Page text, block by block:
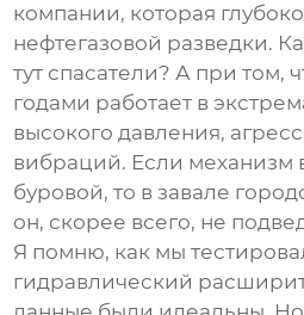
компании, которая
нефтегазовой разведки.
тут спасатели? А при том,
годами работает в
высокого давления,
вибраций. Если механизм
буровой, то в завале
он, скорее всего, не
Я помню, как мы
гидравлический